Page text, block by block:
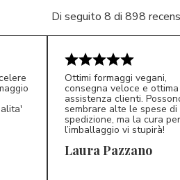
Di seguito 8 di 898
LP 5/5
Ottimi formaggi vegani,
consegna veloce e ottima
assistenza clienti.
sembrare alte le spese di
spedizione, ma la cura per
l’imballaggio vi stupirà!
Laura Pazzano